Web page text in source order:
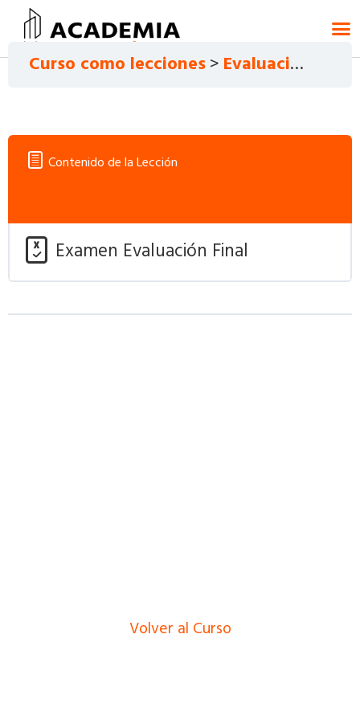
Curso como lecciones Evaluación Final
Contenido de la Lección
Examen Evaluación Final
Volver al Curso